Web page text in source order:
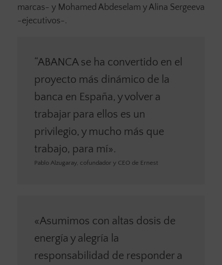
marcas- y Mohamed Abdeselam y Alina Sergeeva
-ejecutivos-.
“ABANCA se ha convertido en el
proyecto más dinámico de la
banca en España, y volver a
trabajar para ellos es un
privilegio, y mucho más que
trabajo, para mí».
Pablo Alzugaray, cofundador y CEO de Ernest
«Asumimos con altas dosis de
energía y alegría la
responsabilidad de responder a